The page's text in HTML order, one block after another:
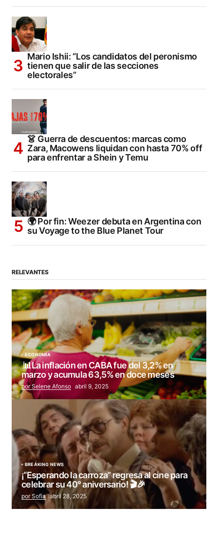
Mario Ishii: “Los candidatos del peronismo
tienen que salir de las secciones
electorales”
👗 Guerra de descuentos: marcas como
Zara, Macowens liquidan con hasta 70% off
para enfrentar a Shein y Temu
🌍 Por fin: Weezer debuta en Argentina con
su Voyage to the Blue Planet Tour
RELEVANTES
ECONOMÍA
📊La inflación en CABA fue del 3,2% en
marzo y acumula 63,5% en doce meses
por Selene Afonso abril 9, 2025
BREAKING NEWS
¡“Esperando la carroza” regresa al cine para
celebrar su 40° aniversario! 🎬🎉
por Sofía abril 28, 2025